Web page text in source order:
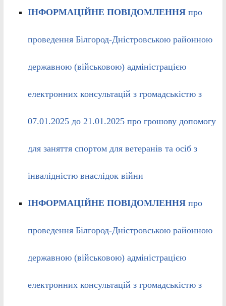
ІНФОРМАЦІЙНЕ ПОВІДОМЛЕННЯпро
проведення Білгород-Дністровською районною
державною (військовою) адміністрацією
електронних консультацій з громадськістю з
07.01.2025 до 21.01.2025 про грошову допомогу
для заняття спортом для ветеранів та осіб з
інвалідністю внаслідок війни
ІНФОРМАЦІЙНЕ ПОВІДОМЛЕННЯпро
проведення Білгород-Дністровською районною
державною (військовою) адміністрацією
електронних консультацій з громадськістю з